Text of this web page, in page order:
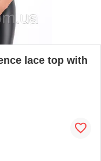
lace top with